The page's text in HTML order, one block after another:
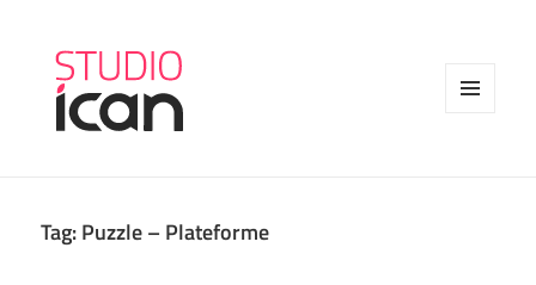
Tag:Puzzle – Plateforme